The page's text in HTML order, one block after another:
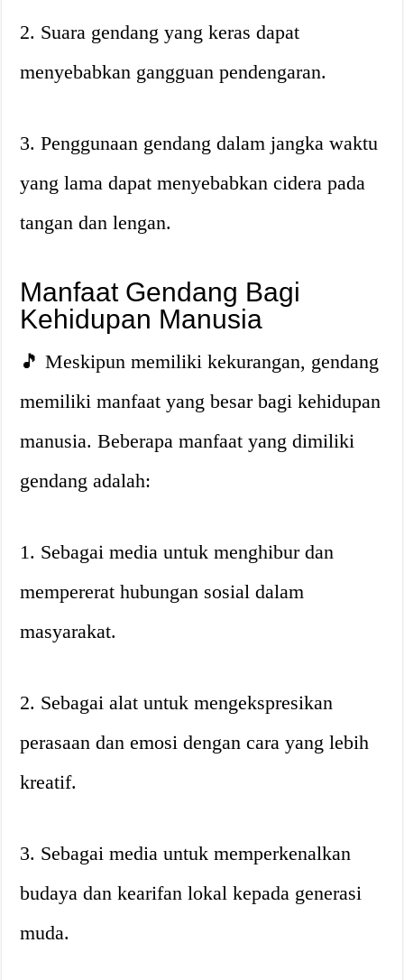
2. Suara gendang yang keras dapat
menyebabkan gangguan pendengaran.
3. Penggunaan gendang dalam jangka waktu
yang lama dapat menyebabkan cidera pada
tangan dan lengan.
Manfaat Gendang Bagi
Kehidupan Manusia
🎵 Meskipun memiliki kekurangan, gendang
memiliki manfaat yang besar bagi kehidupan
manusia. Beberapa manfaat yang dimiliki
gendang adalah:
1. Sebagai media untuk menghibur dan
mempererat hubungan sosial dalam
masyarakat.
2. Sebagai alat untuk mengekspresikan
perasaan dan emosi dengan cara yang lebih
kreatif.
3. Sebagai media untuk memperkenalkan
budaya dan kearifan lokal kepada generasi
muda.